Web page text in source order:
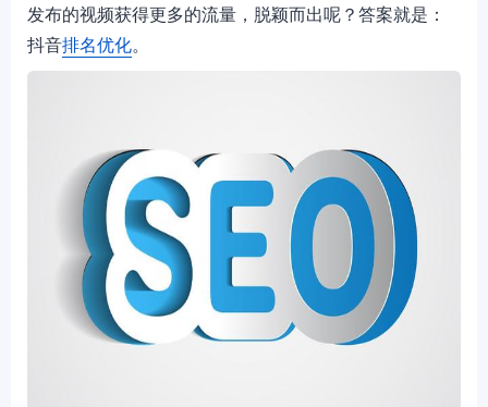
发布的视频获得更多的流量，脱颖而出呢？答案就是：
抖音排名优化。